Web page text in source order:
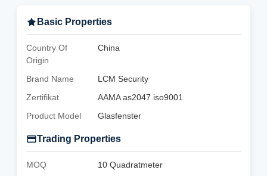
Basic Properties
Country Of
Origin
China
Brand Name
LCM Security
Zertifikat
AAMA as2047 iso9001
Product Model
Glasfenster
Trading Properties
MOQ
10 Quadratmeter